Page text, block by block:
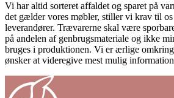
Vi har altid sorteret affaldet og sparet på
det gælder vores møbler, stiller vi krav til
leverandører. Trævarerne skal være
på andelen af genbrugsmateriale og ikke
bruges i produktionen. Vi er ærlige
ønsker at videregive mest mulig